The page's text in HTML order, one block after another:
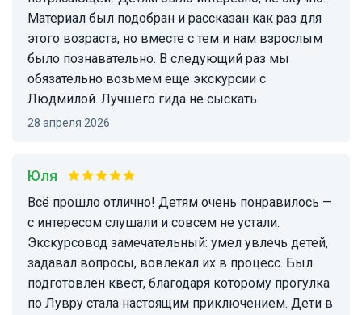
Материал был подобран и рассказан как раз для
этого возраста, но вместе с тем и нам взрослым
было познавательно. В следующий раз мы
обязательно возьмем еще экскурсии с
Людмилой. Лучшего гида не сыскать.
28 апреля 2026
Юля
Всё прошло отлично! Детям очень понравилось —
с интересом слушали и совсем не устали.
Экскурсовод замечательный: умел увлечь детей,
задавал вопросы, вовлекал их в процесс. Был
подготовлен квест, благодаря которому прогулка
по Лувру стала настоящим приключением. Дети в